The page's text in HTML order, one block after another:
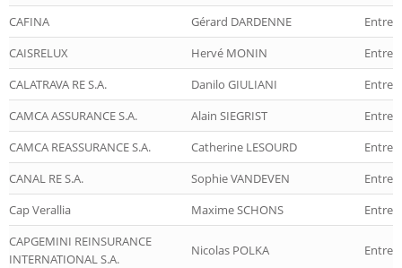
CAFINA
Gérard DARDENNE
CAISRELUX
Hervé MONIN
CALATRAVA RE S.A.
Danilo GIULIANI
CAMCA ASSURANCE S.A.
Alain SIEGRIST
CAMCA REASSURANCE S.A.
Catherine LESOURD
CANAL RE S.A.
Sophie VANDEVEN
Cap Verallia
Maxime SCHONS
CAPGEMINI REINSURANCE
INTERNATIONAL S.A.
Nicolas POLKA